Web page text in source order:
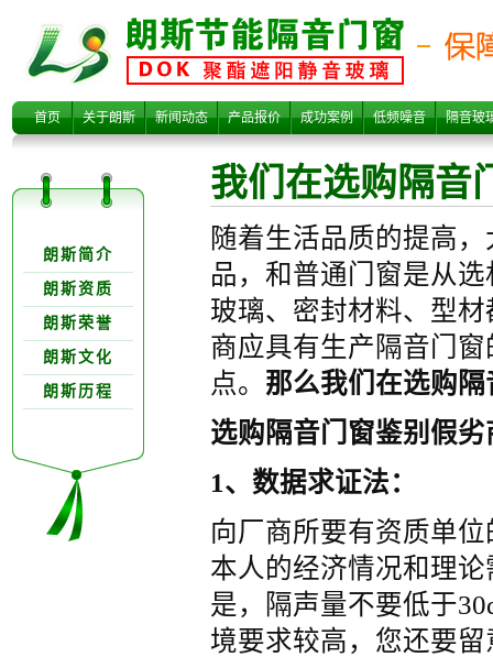
我们在选购隔音
门窗如何鉴别冒
牌隔音窗
首页 关于朗斯 新闻动态 产品报价 成功案例 低频噪音 隔音玻
我们在选购隔音
随着生活品质的提高
品，和普通门窗是从
玻璃、密封材料、型
商应具有生产隔音门
点。 那么我们在选购
选购隔音门窗鉴别假
1、数据求证法：
向厂商所要有资质单
本人的经济情况和理
是，隔声量不要低于
境要求较高，您还要
朗斯简介
朗斯资质
朗斯荣誉
朗斯文化
朗斯历程